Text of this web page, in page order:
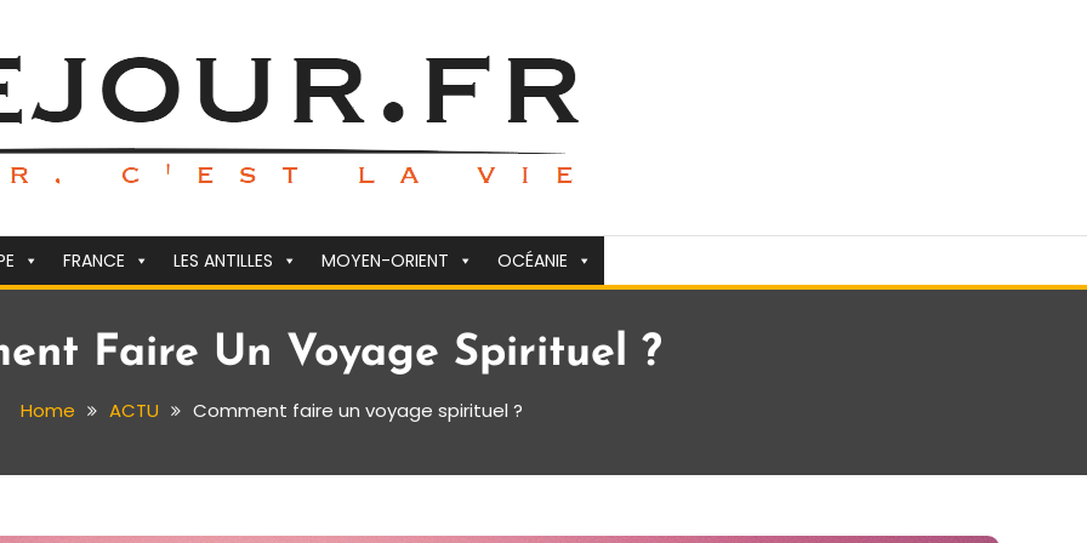
FRANCE LES ANTILLES MOYEN-ORIENT OCÉANIE
Faire Un Voyage Spirituel ?
Home ACTU Comment faire un voyage spirituel ?